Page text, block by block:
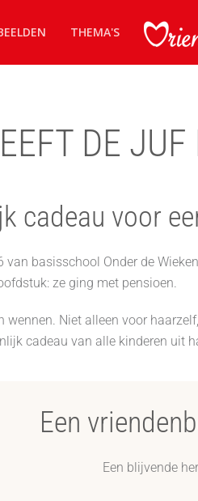
THEMA'S
DE
cadeau voor
van basisschool Onder de
ze ging met pensioen.
wennen. Niet alleen voor
cadeau van alle kinderen uit
Een
Een blijvende